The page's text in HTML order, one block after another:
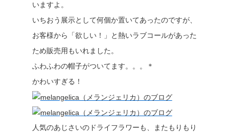
いますよ。
いちおう展示として何個か置いてあったのですが、
お客様から「欲しい！」と熱いラブコールがあった
ため販売用もいれました。
ふわふわの帽子がついてます。。。＊
かわいすぎる！
人気のあじさいのドライフラワーも、またもりもり